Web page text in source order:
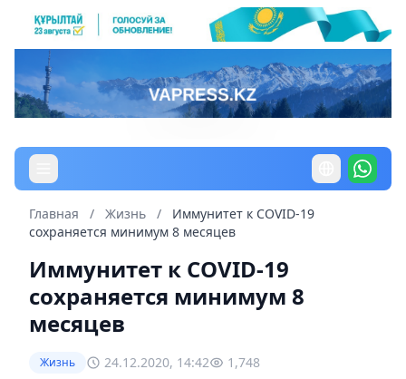
Главная / Жизнь /
Иммунитет к COVID-19
сохраняется минимум 8 месяцев
Иммунитет к COVID-19
сохраняется минимум 8
месяцев
Жизнь 24.12.2020, 14:42 1,748